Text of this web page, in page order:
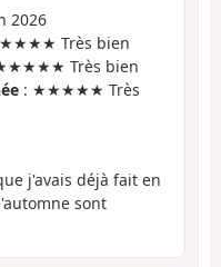
2026
Très bien
Très bien
: ★★★★★ Très
j'avais déjà fait en
sont